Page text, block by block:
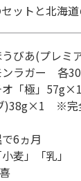
ットと北海道
びあ(プレミ
ンラガー 各
「極」
)38g×1 ※完
6ヵ月
麦」「乳」